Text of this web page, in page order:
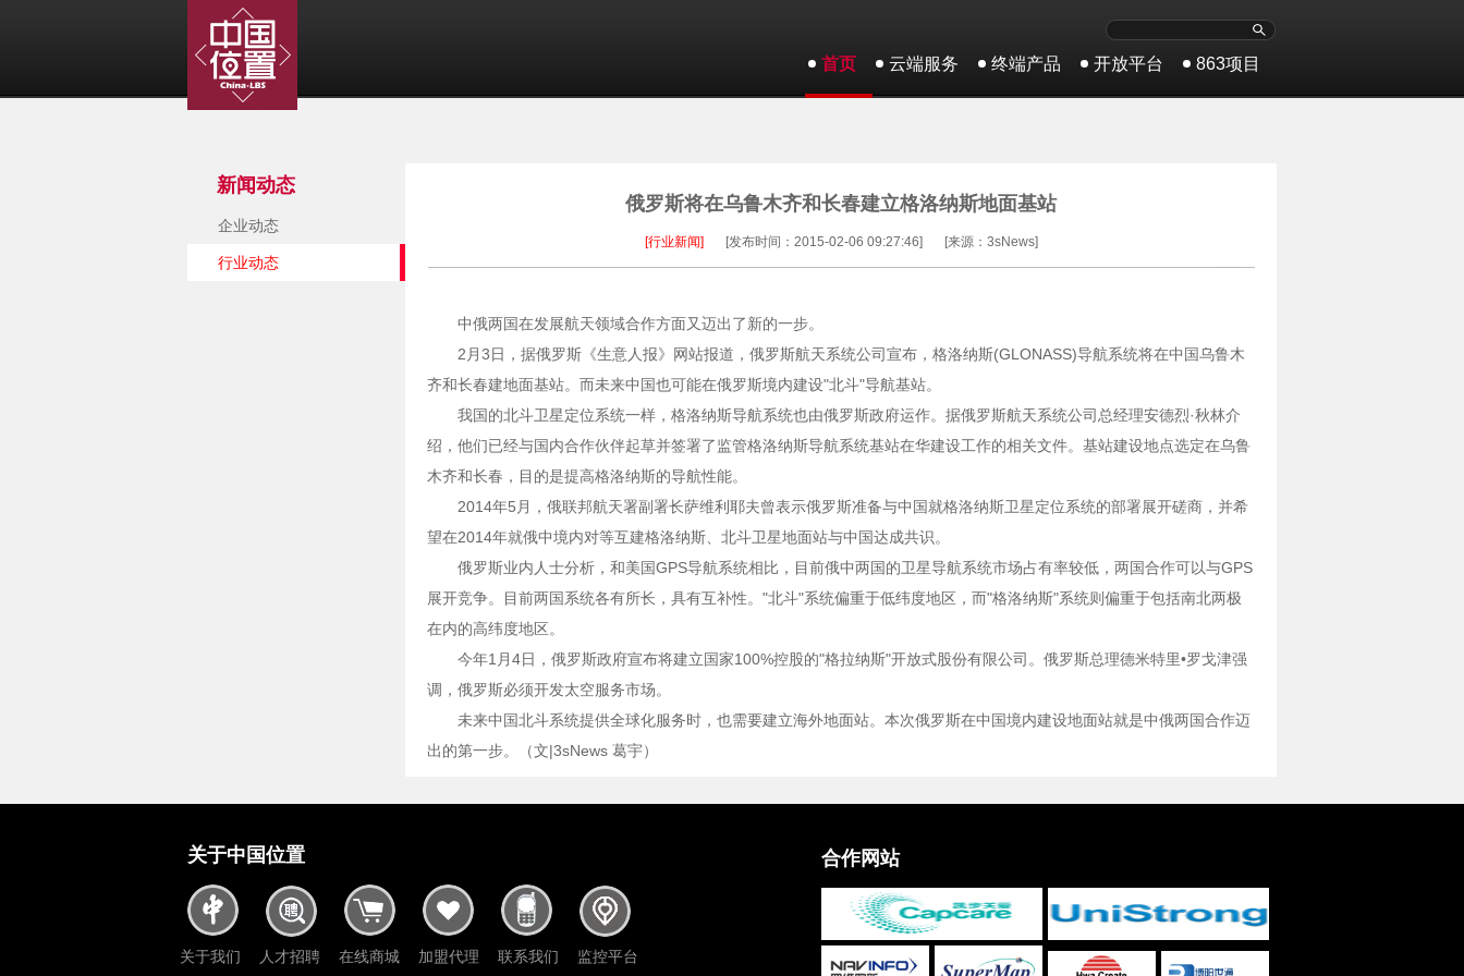
首页 云端服务 终端产品 开放平台 863项目
新闻动态
企业动态
行业动态
俄罗斯将在乌鲁木齐和长春建立格洛纳斯地面基站
[行业新闻] [发布时间：2015-02-06 09:27:46] [来源：3sNews]
中俄两国在发展航天领域合作方面又迈出了新的一步。
2月3日，据俄罗斯《生意人报》网站报道，俄罗斯航天系统公司宣布，格洛纳斯(GLONASS)导航系统将在中国乌鲁木
齐和长春建地面基站。而未来中国也可能在俄罗斯境内建设"北斗"导航基站。
我国的北斗卫星定位系统一样，格洛纳斯导航系统也由俄罗斯政府运作。据俄罗斯航天系统公司总经理安德烈·秋林介
绍，他们已经与国内合作伙伴起草并签署了监管格洛纳斯导航系统基站在华建设工作的相关文件。基站建设地点选定在乌鲁
木齐和长春，目的是提高格洛纳斯的导航性能。
2014年5月，俄联邦航天署副署长萨维利耶夫曾表示俄罗斯准备与中国就格洛纳斯卫星定位系统的部署展开磋商，并希
望在2014年就俄中境内对等互建格洛纳斯、北斗卫星地面站与中国达成共识。
俄罗斯业内人士分析，和美国GPS导航系统相比，目前俄中两国的卫星导航系统市场占有率较低，两国合作可以与GPS
展开竞争。目前两国系统各有所长，具有互补性。"北斗"系统偏重于低纬度地区，而"格洛纳斯"系统则偏重于包括南北两极
在内的高纬度地区。
今年1月4日，俄罗斯政府宣布将建立国家100%控股的"格拉纳斯"开放式股份有限公司。俄罗斯总理德米特里•罗戈津强
调，俄罗斯必须开发太空服务市场。
未来中国北斗系统提供全球化服务时，也需要建立海外地面站。本次俄罗斯在中国境内建设地面站就是中俄两国合作迈
出的第一步。（文|3sNews 葛宇）
关于中国位置
关于我们 人才招聘 在线商城 加盟代理 联系我们 监控平台
合作网站